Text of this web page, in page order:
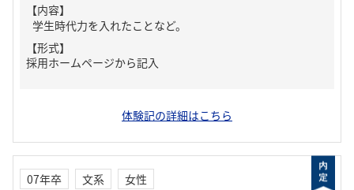
【内容】
学生時代力を入れたことなど。
【形式】
採用ホームページから記入
体験記の詳細はこちら
07年卒 文系
女性